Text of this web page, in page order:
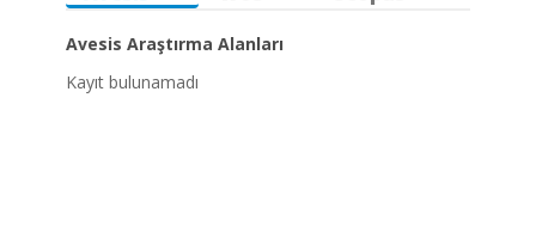
Avesis Araştırma Alanları
Kayıt bulunamadı